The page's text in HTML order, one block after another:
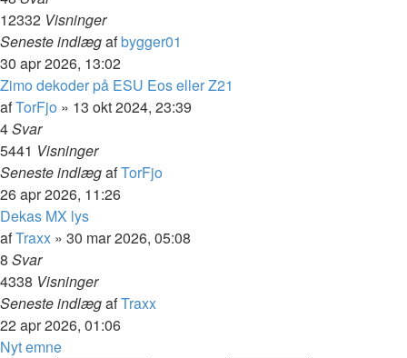
12332 Visninger
Seneste indlægafbygger01
30 apr 2026, 13:02
Zimo dekoder på ESU Eos eller Z21
afTorFjo » 13 okt 2024, 23:39
4Svar
5441 Visninger
Seneste indlægafTorFjo
26 apr 2026, 11:26
Dekas MX lys
afTraxx » 30 mar 2026, 05:08
8 Svar
4338 Visninger
Seneste indlægafTraxx
22 apr 2026, 01:06
Nyt emne